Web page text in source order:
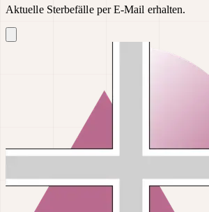
Aktuelle Sterbefälle per E-Mail erhalten.